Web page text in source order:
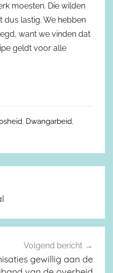
moesten. Die wilden
dus lastig. We hebben
want we vinden dat
geldt voor alle
, Dwangarbeid,
Volgend bericht
gewillig aan de